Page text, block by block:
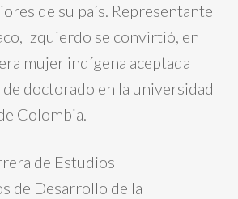
de su país. Representante
Izquierdo se convirtió, en
mujer indígena aceptada
doctorado en la universidad
Colombia.
de Estudios
de Desarrollo de la